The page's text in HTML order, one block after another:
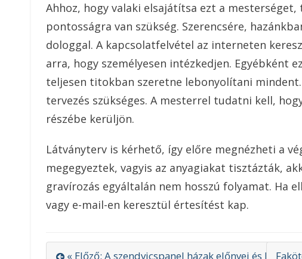
Ahhoz, hogy valaki elsajátítsa ezt a mesterséget,
pontosságra van szükség. Szerencsére,
dologgal. A kapcsolatfelvétel az interneten
arra, hogy személyesen intézkedjen. Egyébként
teljesen titokban szeretne lebonyolítani
tervezés szükséges. A mesterrel tudatni kell,
részébe kerüljön.
Látványterv is kérhető, így előre megnézheti a
megegyeztek, vagyis az anyagiakat tisztázták,
gravírozás egyáltalán nem hosszú folyamat. Ha
vagy e-mail-en keresztül értesítést kap.
« Előző: A szendvicspanel házak előnyei és